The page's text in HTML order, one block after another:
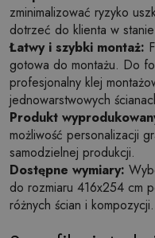
zminimalizować ryzyko
dotrzeć do klienta w
Łatwy i szybki montaż:
gotowa do montażu. Do
profesjonalny klej
jednowarstwowych
Produkt
możliwość personalizacji
samodzielnej produkcji.
Dostępne wymiary:
do rozmiaru 416x254 cm
różnych ścian i kompozycji.